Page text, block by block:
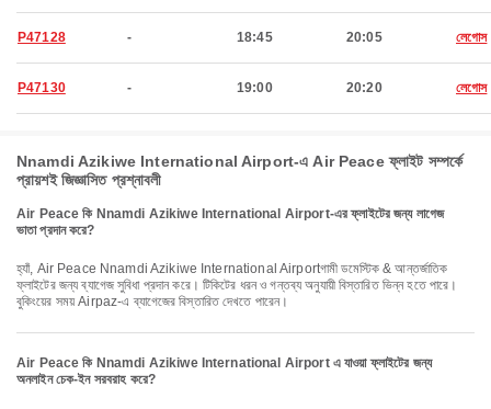
P47128 - 18:45 20:05 লেগোস
P47130 - 19:00 20:20 লেগোস
Nnamdi Azikiwe International Airport-এ Air Peace ফ্লাইট সম্পর্কে
প্রায়শই জিজ্ঞাসিত প্রশ্নাবলী
Air Peace কি Nnamdi Azikiwe International Airport-এর ফ্লাইটের জন্য লাগেজ
ভাতা প্রদান করে?
হ্যাঁ, Air Peace Nnamdi Azikiwe International Airportগামী ডমেস্টিক & আন্তর্জাতিক
ফ্লাইটের জন্য ব্যাগেজ সুবিধা প্রদান করে। টিকিটের ধরন ও গন্তব্য অনুযায়ী বিস্তারিত ভিন্ন হতে পারে।
বুকিংয়ের সময় Airpaz-এ ব্যাগেজের বিস্তারিত দেখতে পারেন।
Air Peace কি Nnamdi Azikiwe International Airport এ যাওয়া ফ্লাইটের জন্য
অনলাইন চেক-ইন সরবরাহ করে?